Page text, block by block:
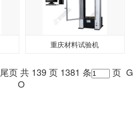
重庆材料试验机
尾页共 139 页 1381 条 页 G
O